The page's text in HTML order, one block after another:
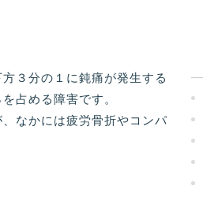
３分の１に鈍痛が発生する
占める障害です。
なかには疲労骨折やコンパ